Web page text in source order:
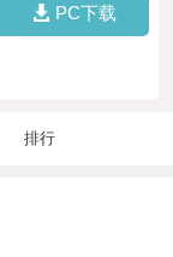
PC下载
排行